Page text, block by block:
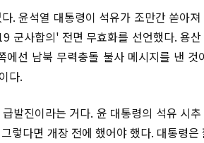
. 윤석열 대통령이 석유가 조만간 쏟아
군사합의' 전면 무효화를 선언했다. 용
에선 남북 무력충돌 불사 메시지를 낸
다.
발진이라는 거다. 윤 대통령의 석유 시
렇다면 개장 전에 했어야 했다. 대통령